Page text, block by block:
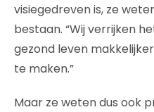
visiegedreven is, ze
bestaan. “Wij verrijken
gezond leven
te maken.”
Maar ze weten dus ook